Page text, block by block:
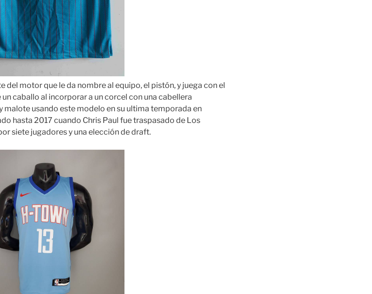
del motor que le da nombre al equipo, el pistón, y juega con el
caballo al incorporar a un corcel con una cabellera
malote usando este modelo en su ultima temporada en
hasta 2017 cuando Chris Paul fue traspasado de Los
siete jugadores y una elección de draft.